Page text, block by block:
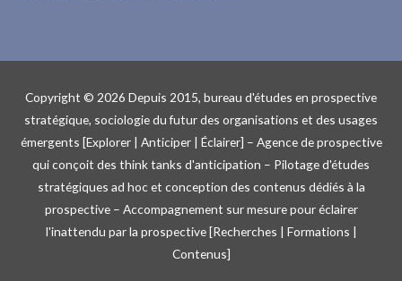
Copyright © 2026 Depuis 2015, bureau d'études en prospective
stratégique, sociologie du futur des organisations et des usages
émergents [Explorer | Anticiper | Éclairer] – Agence de prospective
qui conçoit des think tanks d'anticipation – Pilotage d'études
stratégiques ad hoc et conception des contenus dédiés à la
prospective – Accompagnement sur mesure pour éclairer
l'inattendu par la prospective [Recherches | Formations |
Contenus]